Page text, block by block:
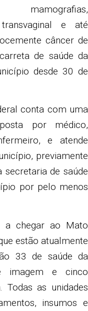
mamografias,
e até
câncer de
de saúde da
desde 30 de
conta com uma
por médico,
e atende
previamente
secretaria de saúde
por pelo menos
a chegar ao Mato
estão atualmente
33 de saúde da
imagem e cinco
Todas as unidades
insumos e